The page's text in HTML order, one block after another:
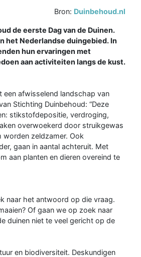
Bron: Duinbehoud.nl
de eerste Dag van de Duinen.
het Nederlandse duingebied. In
hun ervaringen met
aan activiteiten langs de kust.
een afwisselend landschap van
Stichting Duinbehoud: “Deze
stikstofdepositie, verdroging,
overwoekerd door struikgewas
zeldzamer. Ook
gaan in aantal achteruit. Met
aan planten en dieren overeind te
naar het antwoord op die vraag.
Of gaan we op zoek naar
duinen niet te veel gericht op de
en biodiversiteit. Deskundigen